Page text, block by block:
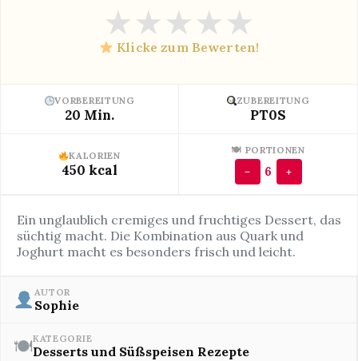
★★★★★
Klicke zum Bewerten!
VORBEREITUNG
20 Min.
ZUBEREITUNG
PT0S
KALORIEN
450 kcal
🍽 PORTIONEN
− 6 +
Ein unglaublich cremiges und fruchtiges Dessert, das
süchtig macht. Die Kombination aus Quark und
Joghurt macht es besonders frisch und leicht.
AUTOR
Sophie
🍽KATEGORIE
Desserts und Süßspeisen Rezepte